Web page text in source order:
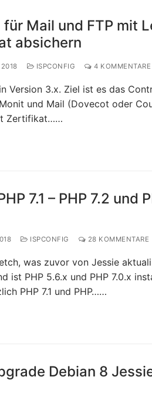
für Mail und FTP mit
absichern
ISPCONFIG 4 KOMMENTARE
Version 3.x. Ziel ist es das
und Mail (Dovecot oder
Zertifikat……
7.1 – PHP 7.2 und
ISPCONFIG 28 KOMMENTARE
was zuvor von Jessie
ist PHP 5.6.x und PHP 7.0.x
PHP 7.1 und PHP……
Debian 8